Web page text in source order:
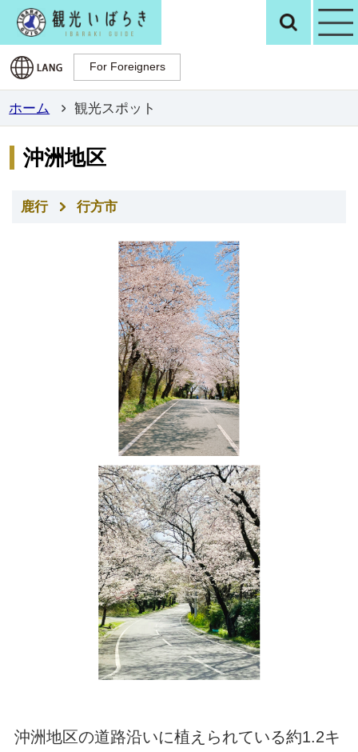
観光いばらき検
For Foreigners
For Foreigners
ホーム 観光スポット
沖洲地区
鹿行 行方市
沖洲地区の道路沿いに植えられている約1.2キ